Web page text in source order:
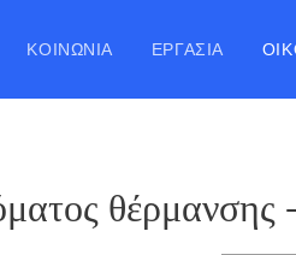
ΚΟΙΝΩΝΊΑ ΕΡΓΑΣΊΑ